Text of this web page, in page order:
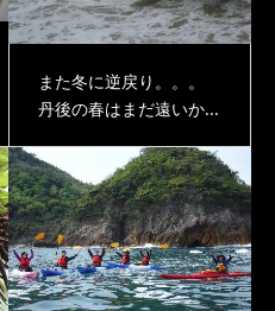
また冬に逆戻り。。。
丹後の春はまだ遠いか...